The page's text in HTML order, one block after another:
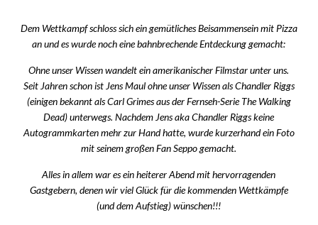
Dem Wettkampf schloss sich ein gemütliches Beisammensein mit Pizza
an und es wurde noch eine bahnbrechende Entdeckung gemacht:
Ohne unser Wissen wandelt ein amerikanischer Filmstar unter uns.
Seit Jahren schon ist Jens Maul ohne unser Wissen als Chandler Riggs
(einigen bekannt als Carl Grimes aus der Fernseh-SerieThe Walking
Dead) unterwegs. Nachdem Jens aka Chandler Riggs keine
Autogrammkarten mehr zur Hand hatte, wurde kurzerhand ein Foto
mit seinem großen Fan Seppo gemacht.
Alles in allem war es ein heiterer Abend mit hervorragenden
Gastgebern, denen wir viel Glück für die kommenden Wettkämpfe
(und dem Aufstieg) wünschen!!!